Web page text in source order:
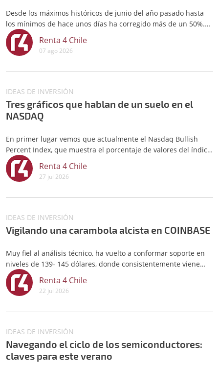
Desde los máximos históricos de junio del año pasado hasta
los mínimos de hace unos días ha corregido más de un 50%.
Los niveles actuales son atractivos, ya que merodea la zona de
paso de la directriz alcista de largo plazo, entre 55 y 60
dólares, en unas circunstancias técnicas que frecuentemente
Renta 4 Chile
07 ago 2026
IDEAS DE INVERSIÓN
Tres gráficos que hablan de un suelo en el
NASDAQ
En primer lugar vemos que actualmente el Nasdaq Bullish
Percent Index, que muestra el porcentaje de valores del índice
que están dando compra según gráficos de punto y figura, se
encuentra en lecturas del 30%.
Renta 4 Chile
27 jul 2026
IDEAS DE INVERSIÓN
Vigilando una carambola alcista en COINBASE
Muy fiel al análisis técnico, ha vuelto a conformar soporte en
niveles de 139- 145 dólares, donde consistentemente viene
apareciendo la demanda desde mediados de 2024. En dichos
niveles de soporte, desde el pasado junio, venía formando una
pauta de cambio de tendencia, que ayer completó.
Renta 4 Chile
22 jul 2026
IDEAS DE INVERSIÓN
Navegando el ciclo de los semiconductores:
claves para este verano